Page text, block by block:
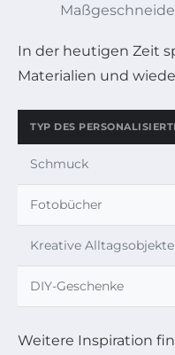
In der heutigen Zeit
Materialien und
TYP DES
Schmuck
Fotobücher
Kreative Alltagsobjekte
DIY-Geschenke
Weitere Inspiration